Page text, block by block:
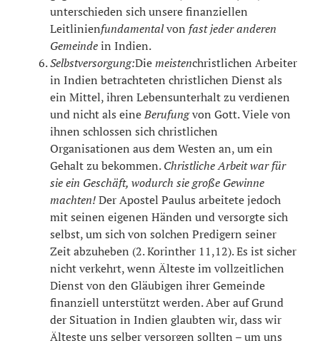
unterschieden sich unsere finanziellen
Leitlinienfundamentalvon fast jeder anderen
Gemeindein Indien.
Selbstversorgung:Diemeistenchristlichen Arbeiter
in Indien betrachteten christlichen Dienst als
ein Mittel, ihren Lebensunterhalt zu verdienen
und nicht als eineBerufungvon Gott. Viele von
ihnen schlossen sich christlichen
Organisationen aus dem Westen an, um ein
Gehalt zu bekommen.Christliche Arbeit war für
sie ein Geschäft, wodurch sie große Gewinne
machten!Der Apostel Paulus arbeitete jedoch
mit seinen eigenen Händen und versorgte sich
selbst, um sich von solchen Predigern seiner
Zeit abzuheben (2. Korinther 11,12). Es ist sicher
nicht verkehrt, wenn Älteste im vollzeitlichen
Dienst von den Gläubigen ihrer Gemeinde
finanziell unterstützt werden. Aber auf Grund
der Situation in Indien glaubten wir, dass wir
Älteste uns selber versorgen sollten – um uns